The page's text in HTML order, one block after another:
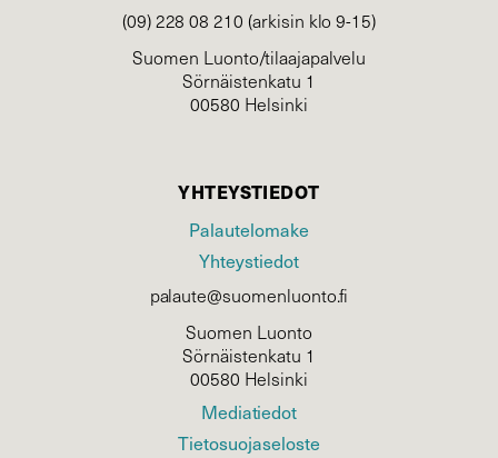
(09) 228 08 210 (arkisin klo 9-15)
Suomen Luonto/tilaajapalvelu
Sörnäistenkatu 1
00580 Helsinki
YHTEYSTIEDOT
Palautelomake
Yhteystiedot
palaute@suomenluonto.fi
Suomen Luonto
Sörnäistenkatu 1
00580 Helsinki
Mediatiedot
Tietosuojaseloste